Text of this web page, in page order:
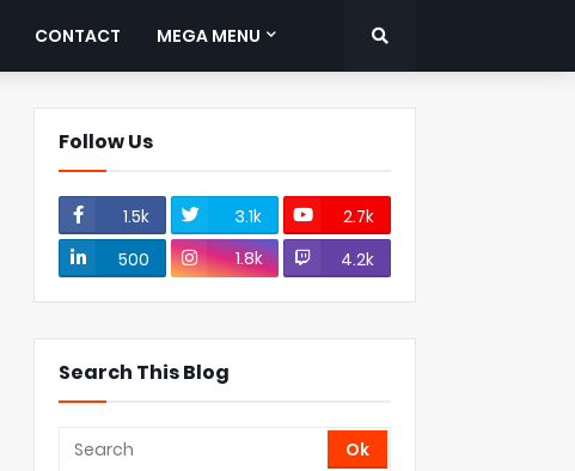
CONTACT MEGA MENU
Follow Us
1.5k 3.1k
2.7k
500
1.8k 4.2k
Search This Blog